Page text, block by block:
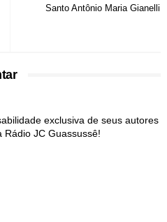
Santo Antônio Maria Gianelli
exclusiva de seus autores
JC Guassussê!